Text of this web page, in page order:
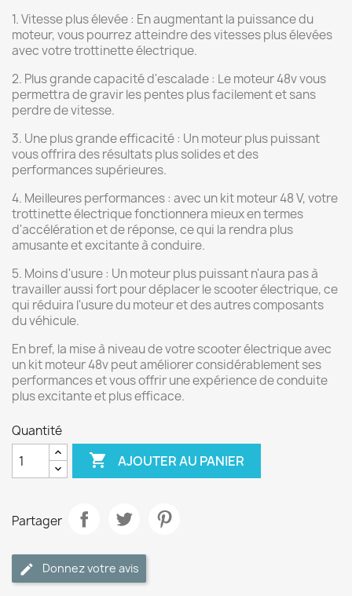
1. Vitesse plus élevée : En augmentant la puissance du
moteur, vous pourrez atteindre des vitesses plus élevées
avec votre trottinette électrique.
2. Plus grande capacité d'escalade : Le moteur 48v vous
permettra de gravir les pentes plus facilement et sans
perdre de vitesse.
3. Une plus grande efficacité : Un moteur plus puissant
vous offrira des résultats plus solides et des
performances supérieures.
4. Meilleures performances : avec un kit moteur 48 V, votre
trottinette électrique fonctionnera mieux en termes
d'accélération et de réponse, ce qui la rendra plus
amusante et excitante à conduire.
5. Moins d'usure : Un moteur plus puissant n'aura pas à
travailler aussi fort pour déplacer le scooter électrique, ce
qui réduira l'usure du moteur et des autres composants
du véhicule.
En bref, la mise à niveau de votre scooter électrique avec
un kit moteur 48v peut améliorer considérablement ses
performances et vous offrir une expérience de conduite
plus excitante et plus efficace.
Quantité
 AJOUTER AU PANIER
Partager
Donnez votre avis